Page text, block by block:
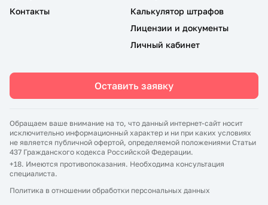
Контакты
Калькулятор штрафов
Лицензии и документы
Личный кабинет
Оставить заявку
Обращаем ваше внимание на то, что данный интернет-сайт носит
исключительно информационный характер и ни при каких условиях
не является публичной офертой, определяемой положениями Статьи
437 Гражданского кодекса Российской Федерации.
+18. Имеются противопоказания. Необходима консультация
специалиста.
Политика в отношении обработки персональных данных